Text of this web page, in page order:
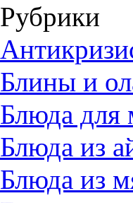
Рубрики
Блины и
Блюда для
Блюда из
Блюда из